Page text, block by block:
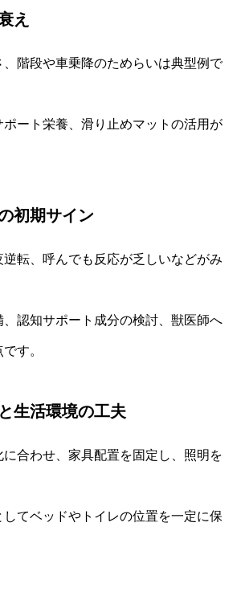
え
、階段や車乗降のためらいは典型例で
ート栄養、滑り止めマットの活用が
初期サイン
転、呼んでも反応が乏しいなどがみ
認知サポート成分の検討、獣医師へ
す。
生活環境の工夫
合わせ、家具配置を固定し、照明を
てベッドやトイレの位置を一定に保